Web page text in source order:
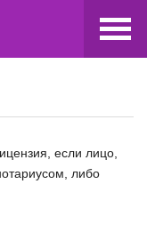
если лицо,
либо